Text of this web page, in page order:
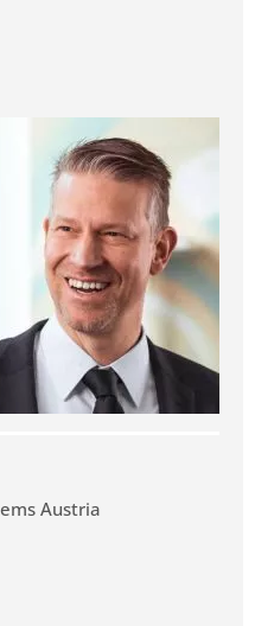
Austria